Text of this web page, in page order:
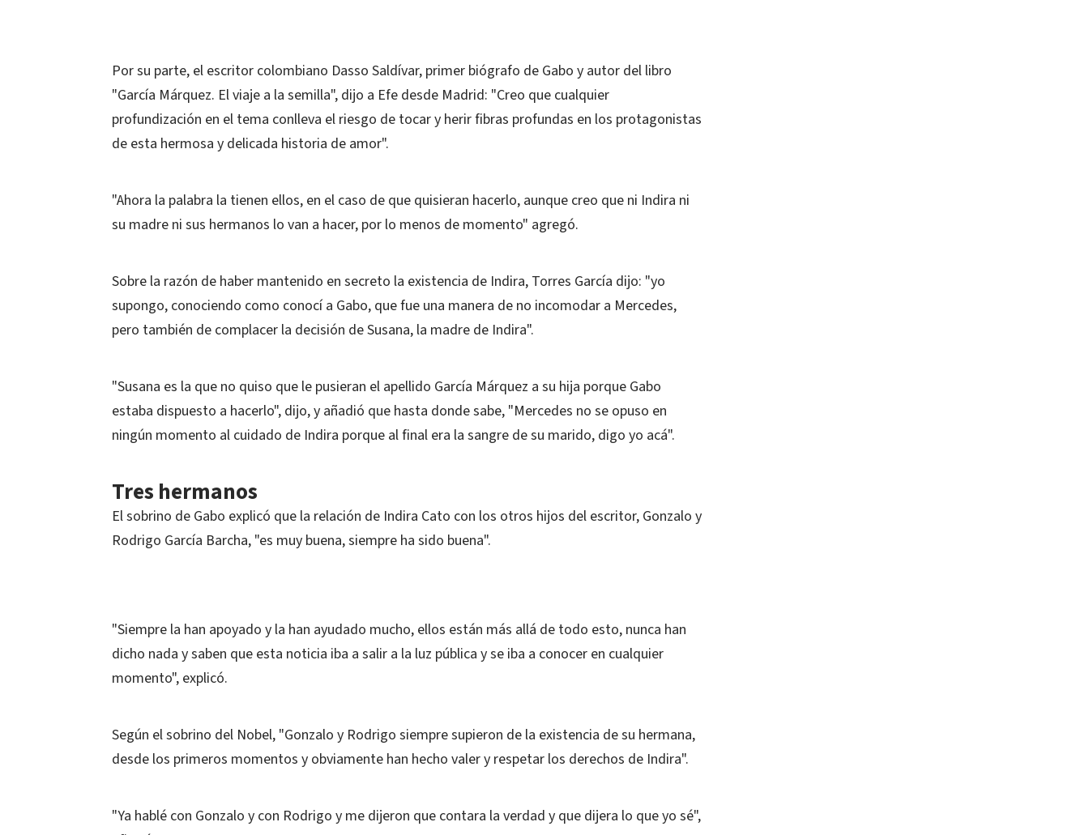
Por su parte, el escritor colombiano Dasso Saldívar, primer biógrafo de Gabo y autor del libro
"García Márquez. El viaje a la semilla", dijo a Efe desde Madrid: "Creo que cualquier
profundización en el tema conlleva el riesgo de tocar y herir fibras profundas en los protagonistas
de esta hermosa y delicada historia de amor".
"Ahora la palabra la tienen ellos, en el caso de que quisieran hacerlo, aunque creo que ni Indira ni
su madre ni sus hermanos lo van a hacer, por lo menos de momento" agregó.
Sobre la razón de haber mantenido en secreto la existencia de Indira, Torres García dijo: "yo
supongo, conociendo como conocí a Gabo, que fue una manera de no incomodar a Mercedes,
pero también de complacer la decisión de Susana, la madre de Indira".
"Susana es la que no quiso que le pusieran el apellido García Márquez a su hija porque Gabo
estaba dispuesto a hacerlo", dijo, y añadió que hasta donde sabe, "Mercedes no se opuso en
ningún momento al cuidado de Indira porque al final era la sangre de su marido, digo yo acá".
Tres hermanos
El sobrino de Gabo explicó que la relación de Indira Cato con los otros hijos del escritor, Gonzalo y
Rodrigo García Barcha, "es muy buena, siempre ha sido buena".
"Siempre la han apoyado y la han ayudado mucho, ellos están más allá de todo esto, nunca han
dicho nada y saben que esta noticia iba a salir a la luz pública y se iba a conocer en cualquier
momento", explicó.
Según el sobrino del Nobel, "Gonzalo y Rodrigo siempre supieron de la existencia de su hermana,
desde los primeros momentos y obviamente han hecho valer y respetar los derechos de Indira".
"Ya hablé con Gonzalo y con Rodrigo y me dijeron que contara la verdad y que dijera lo que yo sé",